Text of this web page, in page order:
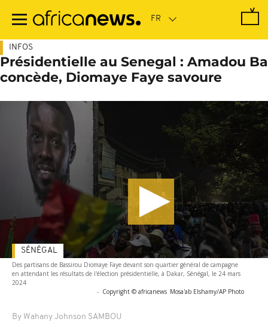
contenu
INFOS
Présidentielle au Senegal : Amadou Ba
concède, Diomaye Faye savoure
Des partisans de Bassirou Diomaye Faye devant son quartier général de campagne
en attendant les résultats de l'élection présidentielle, à Dakar, Sénégal, le 24 mars
2024
- Copyright © africanews Mosa'ab Elshamy/AP Photo
By Wahany Johnson SAMBOU
SÉNÉGAL